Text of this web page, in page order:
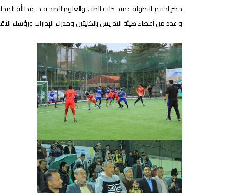
حضر اختتام البطولة عميد كلية الطب والعلوم الصحية د. عبدالله
و عدد من أعضاء هيئة التدريس بالكليتين ومدراء الإدارات ورؤساء